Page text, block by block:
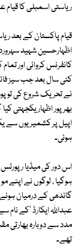
ریاستی اسمبلی کا قیام
قیام پاکستان کے بعد
اظہارحسین شہید
کانفرنس کروائی اور
کئی سال بعد جب سیز
نے تحریک شروع کی تو
بھرپور اظہار یکجہتی
ہوئی۔
اس دور کی میڈیا
ہوگیا ، لوگوں نے اپنے
گاندھی کے درمیان
عبداللہ ایکارڈ 'کے
مدد سے دوبارہ بھارتی
تھے۔